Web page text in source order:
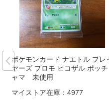
ポケモンカード ナエトル プレ
ヤーズ プロモ ヒコザル ポッチ
ャマ 未使用
マイストア在庫： 4977